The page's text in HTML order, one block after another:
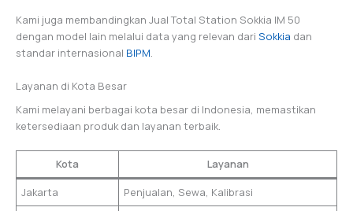
Kami juga membandingkan Jual Total Station Sokkia IM 50
dengan model lain melalui data yang relevan dari Sokkia dan
standar internasional BIPM.
Layanan di Kota Besar
Kami melayani berbagai kota besar di Indonesia, memastikan
ketersediaan produk dan layanan terbaik.
Kota
Layanan
Jakarta
Penjualan, Sewa, Kalibrasi